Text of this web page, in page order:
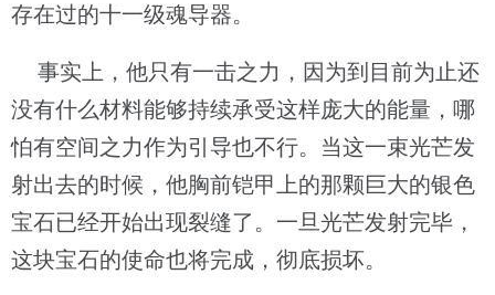
存在过的十一级魂导器。
事实上，他只有一击之力，因为到目前为止还
没有什么材料能够持续承受这样庞大的能量，哪
怕有空间之力作为引导也不行。当这一束光芒发
射出去的时候，他胸前铠甲上的那颗巨大的银色
宝石已经开始出现裂缝了。一旦光芒发射完毕，
这块宝石的使命也将完成，彻底损坏。